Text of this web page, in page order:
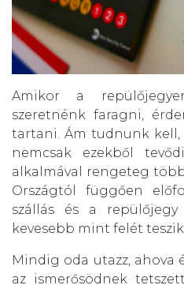
Amikor a
szeretnénk faragni,
tartani. Ám tudnunk
nemcsak ezekből
alkalmával rengeteg
Országtól függően
szállás és a
kevesebb mint felét
Mindig oda utazz, ahova
az ismerősödnek